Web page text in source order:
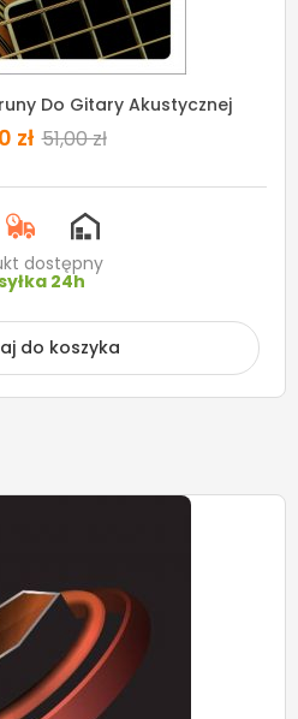
Do Gitary Akustycznej
zł 51,00 zł
dostępny
24h
do koszyka